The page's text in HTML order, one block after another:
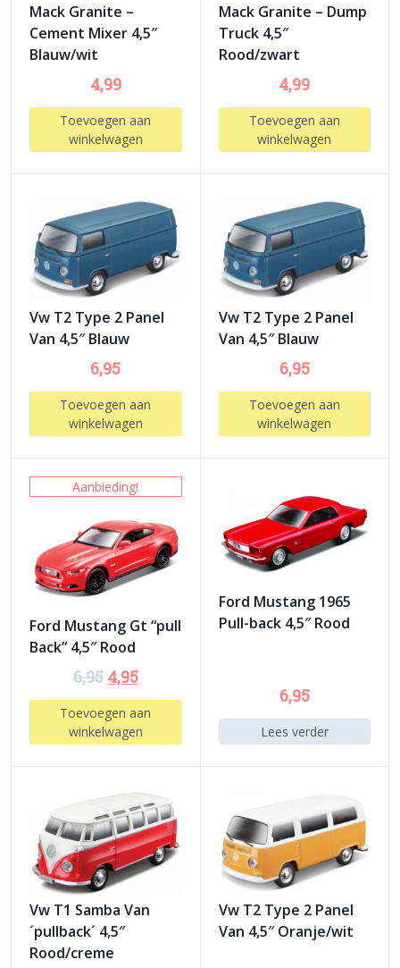
Mack Granite –
Cement Mixer 4,5″
Blauw/wit
4,99
Toevoegen aan
winkelwagen
Mack Granite – Dump
Truck 4,5″
Rood/zwart
4,99
Toevoegen aan
winkelwagen
Vw T2 Type 2 Panel
Van 4,5″ Blauw
6,95
Toevoegen aan
winkelwagen
Vw T2 Type 2 Panel
Van 4,5″ Blauw
6,95
Toevoegen aan
winkelwagen
Aanbieding!
Ford Mustang Gt “pull
Back” 4,5″ Rood
6,95 4,95
Toevoegen aan
winkelwagen
Ford Mustang 1965
Pull-back 4,5″ Rood
6,95
Lees verder
Vw T1 Samba Van
´pullback´ 4,5″
Rood/creme
Vw T2 Type 2 Panel
Van 4,5″ Oranje/wit